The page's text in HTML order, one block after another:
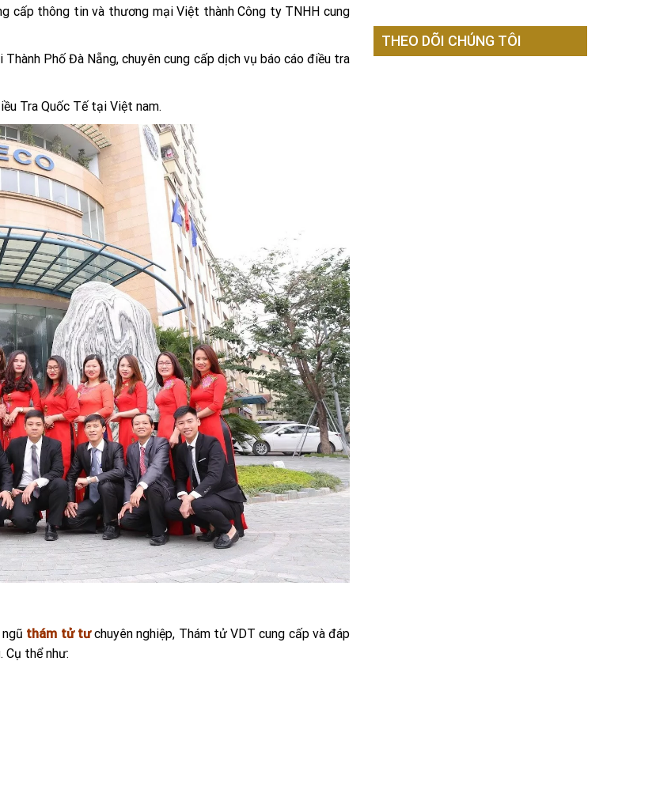
cấp thông tin và thương mại Việt thành Công ty TNHH cung
Phố Đà Nẵng, chuyên cung cấp dịch vụ báo cáo điều tra
Tra Quốc Tế tại Việt nam.
thám tử tưchuyên nghiệp, Thám tử VDT cung cấp và đáp
Cụ thể như:
THEO DÕI CHÚNG TÔI